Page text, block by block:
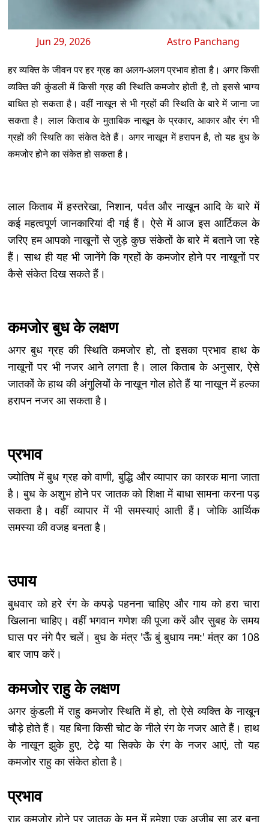
Jun 29, 2026 Astro Panchang
हर व्यक्ति के जीवन पर हर ग्रह का अलग-अलग प्रभाव होता है। अगर किसी
व्यक्ति की कुंडली में किसी ग्रह की स्थिति कमजोर होती है, तो इससे भाग्य
बाधित हो सकता है। वहीं नाखून से भी ग्रहों की स्थिति के बारे में जाना जा
सकता है। लाल किताब के मुताबिक नाखून के प्रकार, आकार और रंग भी
ग्रहों की स्थिति का संकेत देते हैं। अगर नाखून में हरापन है, तो यह बुध के
कमजोर होने का संकेत हो सकता है।
लाल किताब में हस्तरेखा, निशान, पर्वत और नाखून आदि के बारे में
कई महत्वपूर्ण जानकारियां दी गई हैं। ऐसे में आज इस आर्टिकल के
जरिए हम आपको नाखूनों से जुड़े कुछ संकेतों के बारे में बताने जा रहे
हैं। साथ ही यह भी जानेंगे कि ग्रहों के कमजोर होने पर नाखूनों पर
कैसे संकेत दिख सकते हैं।
कमजोर बुध के लक्षण
अगर बुध ग्रह की स्थिति कमजोर हो, तो इसका प्रभाव हाथ के
नाखूनों पर भी नजर आने लगता है। लाल किताब के अनुसार, ऐसे
जातकों के हाथ की अंगुलियों के नाखून गोल होते हैं या नाखून में हल्का
हरापन नजर आ सकता है।
प्रभाव
ज्योतिष में बुध ग्रह को वाणी, बुद्धि और व्यापार का कारक माना जाता
है। बुध के अशुभ होने पर जातक को शिक्षा में बाधा सामना करना पड़
सकता है। वहीं व्यापार में भी समस्याएं आती हैं। जोकि आर्थिक
समस्या की वजह बनता है।
उपाय
बुधवार को हरे रंग के कपड़े पहनना चाहिए और गाय को हरा चारा
खिलाना चाहिए। वहीं भगवान गणेश की पूजा करें और सुबह के समय
घास पर नंगे पैर चलें। बुध के मंत्र 'ऊँ बुं बुधाय नम:' मंत्र का 108
बार जाप करें।
कमजोर राहु के लक्षण
अगर कुंडली में राहु कमजोर स्थिति में हो, तो ऐसे व्यक्ति के नाखून
चौड़े होते हैं। यह बिना किसी चोट के नीले रंग के नजर आते हैं। हाथ
के नाखून झुके हुए, टेढ़े या सिक्के के रंग के नजर आएं, तो यह
कमजोर राहु का संकेत होता है।
प्रभाव
राहु कमजोर होने पर जातक के मन में हमेशा एक अजीब सा डर बना